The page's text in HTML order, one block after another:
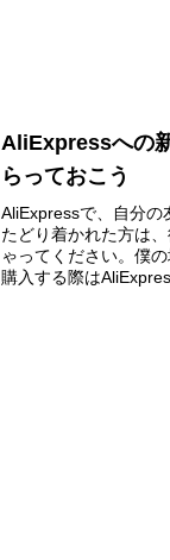
AliExpressへの
らっておこう
AliExpressで、自分の
たどり着かれた方は
ゃってください。僕
購入する際は